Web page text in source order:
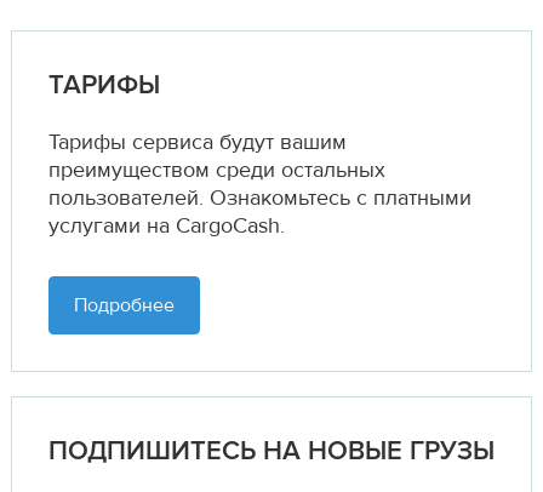
ТАРИФЫ
Тарифы сервиса будут вашим
преимуществом среди остальных
пользователей. Ознакомьтесь с платными
услугами на CargoCash.
Подробнее
ПОДПИШИТЕСЬ НА НОВЫЕ ГРУЗЫ